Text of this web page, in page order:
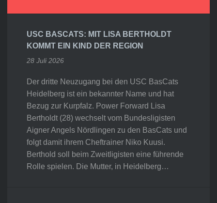
USC BASCATS: MIT LISA BERTHOLDT
KOMMT EIN KIND DER REGION
28 Juli 2026
Der dritte Neuzugang bei den USC BasCats
Heidelberg ist ein bekannter Name und hat
Bezug zur Kurpfalz. Power Forward Lisa
Bertholdt (28) wechselt vom Bundesligisten
Aigner Angels Nördlingen zu den BasCats und
folgt damit ihrem Cheftrainer Niko Kuusi.
Berthold soll beim Zweitligisten eine führende
Rolle spielen. Die Mutter, in Heidelberg…